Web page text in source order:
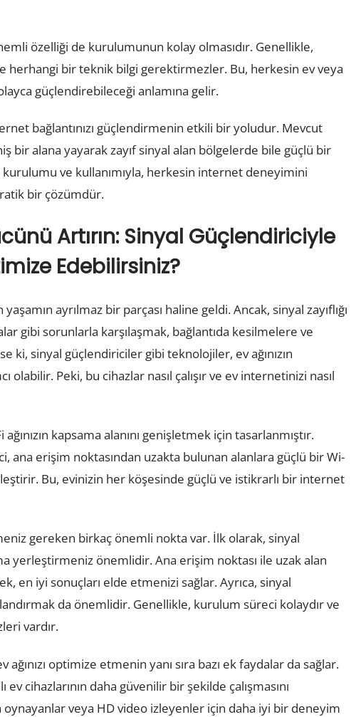
özelliği de kurulumunun kolay olmasıdır. Genellikle,
herhangi bir teknik bilgi gerektirmezler. Bu, herkesin ev veya
güçlendirebileceği anlamına gelir.
bağlantınızı güçlendirmenin etkili bir yoludur. Mevcut
bir alana yayarak zayıf sinyal alan bölgelerde bile güçlü bir
kurulumu ve kullanımıyla, herkesin internet deneyimini
bir çözümdür.
Artırın: Sinyal Güçlendiriciyle
Edebilirsiniz?
ayrılmaz bir parçası haline geldi. Ancak, sinyal zayıflığı
gibi sorunlarla karşılaşmak, bağlantıda kesilmelere ve
ki, sinyal güçlendiriciler gibi teknolojiler, ev ağınızın
olabilir. Peki, bu cihazlar nasıl çalışır ve ev internetinizi nasıl
kapsama alanını genişletmek için tasarlanmıştır.
ana erişim noktasından uzakta bulunan alanlara güçlü bir Wi-
Bu, evinizin her köşesinde güçlü ve istikrarlı bir internet
gereken birkaç önemli nokta var. İlk olarak, sinyal
yerleştirmeniz önemlidir. Ana erişim noktası ile uzak alan
en iyi sonuçları elde etmenizi sağlar. Ayrıca, sinyal
da önemlidir. Genellikle, kurulum süreci kolaydır ve
vardır.
ağınızı optimize etmenin yanı sıra bazı ek faydalar da sağlar.
cihazlarının daha güvenilir bir şekilde çalışmasını
oynayanlar veya HD video izleyenler için daha iyi bir deneyim